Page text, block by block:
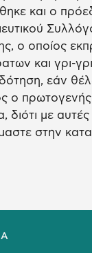
και ο
ο οποίος
και γρι-
εάν
ο
με αυτές
στην